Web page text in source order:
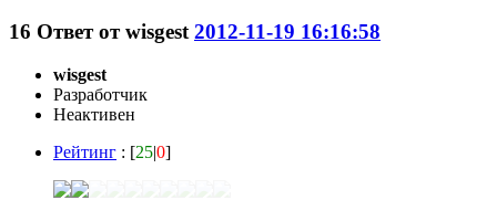
16 Ответ отwisgest 2012-11-19 16:16:58
wisgest
Разработчик
Неактивен
Рейтинг : [25|0]